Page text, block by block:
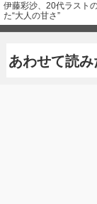
伊藤彩沙、20代ラスト
た“大人の甘さ”
あわせて読み